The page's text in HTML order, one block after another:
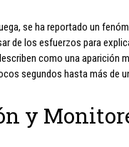
se ha reportado un
de los esfuerzos para
como una aparición
segundos hasta más de
y